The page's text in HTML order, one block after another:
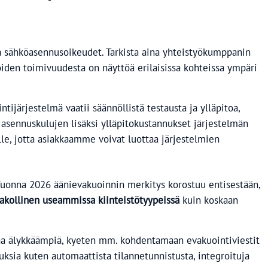
Tarkista aina yhteistyökumppanin
toimivuudesta on näyttöä erilaisissa kohteissa ympäri
vaatii säännöllistä testausta ja ylläpitoa,
lisäksi ylläpitokustannukset järjestelmän
jotta asiakkaamme voivat luottaa järjestelmien
2026 äänievakuoinnin merkitys korostuu entisestään,
useammissa kiinteistötyypeissä kuin koskaan
kyeten mm. kohdentamaan evakuointiviestit
kuten automaattista tilannetunnistusta, integroituja